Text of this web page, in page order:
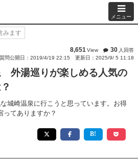
メニュー
みます
8,651View 30 人回答
質問公開日：2019/4/19 22:15
更新日：2025/9/ 5 11:18
外湯巡りが楽しめる人気の
城崎温泉に行こうと思っています。お得
ってありますか？